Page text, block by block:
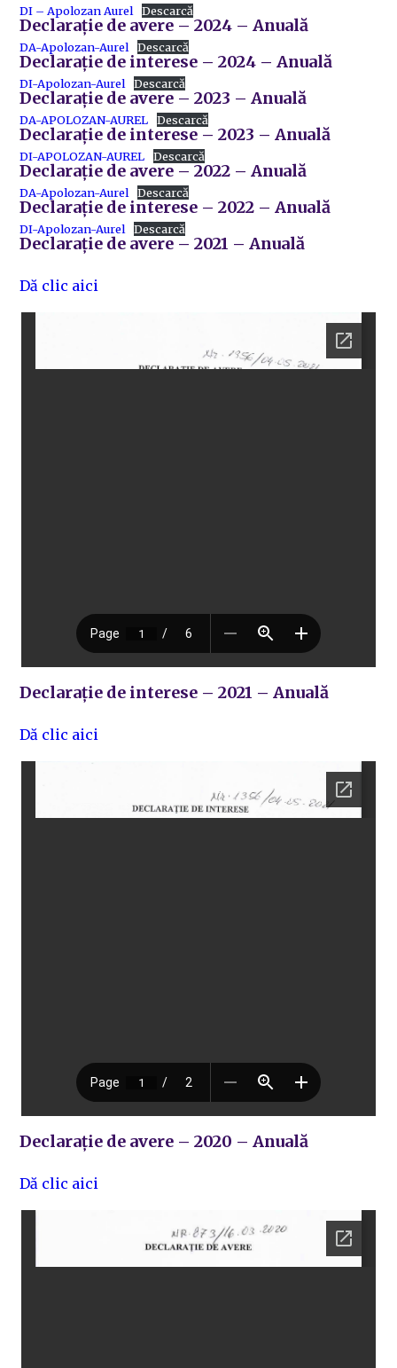
DI – Apolozan Aurel Descarcă
Declarație de avere – 2024 – Anuală
DA-Apolozan-Aurel Descarcă
Declarație de interese – 2024 – Anuală
DI-Apolozan-Aurel Descarcă
Declarație de avere – 2023 – Anuală
DA-APOLOZAN-AUREL Descarcă
Declarație de interese – 2023 – Anuală
DI-APOLOZAN-AUREL Descarcă
Declarație de avere – 2022 – Anuală
DA-Apolozan-Aurel Descarcă
Declarație de interese – 2022 – Anuală
DI-Apolozan-Aurel Descarcă
Declarație de avere – 2021 – Anuală
Dă clic aici
Declarație de interese – 2021 – Anuală
Dă clic aici
Declarație de avere – 2020 – Anuală
Dă clic aici